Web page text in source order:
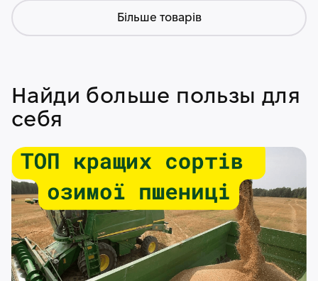
Більше товарів
Найди больше пользы для
себя